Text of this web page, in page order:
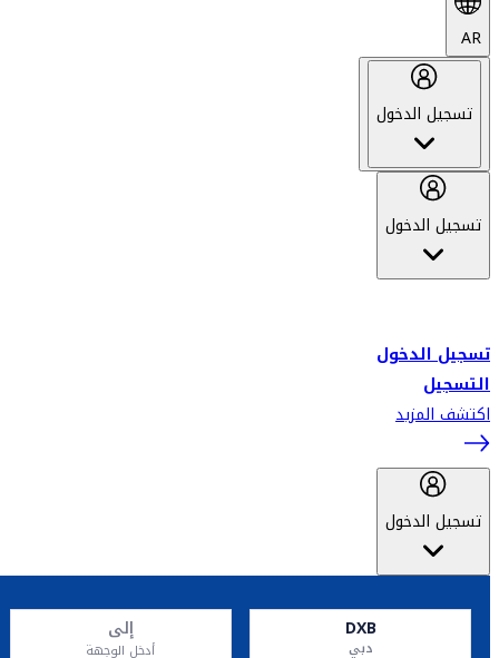
AR
تسجيل الدخول
تسجيل الدخول
تسجيل الدخول
التسجيل
اكتشف المزيد
تسجيل الدخول
DXB
دبي
إلى
أدخل الوجهة